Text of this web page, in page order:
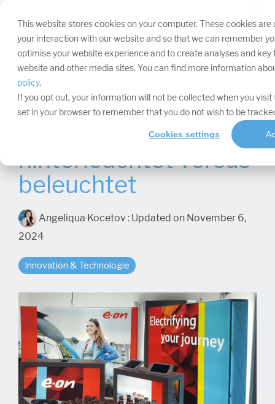
This website stores cookies on your computer. These cookies
your interaction with our website and so that we can remember
optimise your website experience and to create analyses and
website and other media sites. You can find more information
policy.
If you opt out, your information will not be collected when you
set in your browser to remember that you do not wish to be
Cookies settings
überspringen.
Faltdisplays -
hinterleuchtet versus
beleuchtet
Angeliqua Kocetov:Updated on November 6,
2024
Innovation & Technologie